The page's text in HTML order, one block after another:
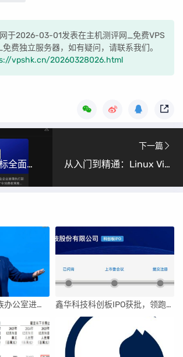
于2026-03-01发表在主机测评网_免费VPS
费独立服务器，如有疑问，请联系我们。
vpshk.cn/20260328026.html
电动自行车新国标全面落地：安全升级，智能化为新战场
下一篇
从入门到精通：Linux Vim编辑器深度解析（小白也能看懂的Vim使用教程）
千亿富翁朱兴明家族办公室进军VC圈 鑫华科技科创板IPO获批，领跑国内半导体材料市场